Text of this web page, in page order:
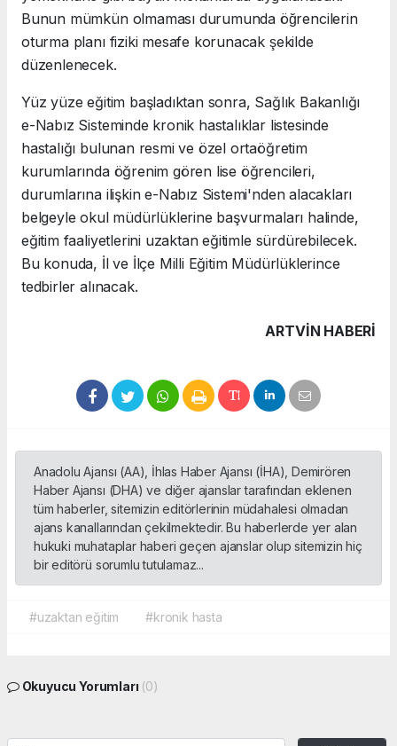
Bunun mümkün olmaması durumunda öğrencilerin
oturma planı fiziki mesafe korunacak şekilde
düzenlenecek.
Yüz yüze eğitim başladıktan sonra, Sağlık Bakanlığı
e-Nabız Sisteminde kronik hastalıklar listesinde
hastalığı bulunan resmi ve özel ortaöğretim
kurumlarında öğrenim gören lise öğrencileri,
durumlarına ilişkin e-Nabız Sistemi'nden alacakları
belgeyle okul müdürlüklerine başvurmaları halinde,
eğitim faaliyetlerini uzaktan eğitimle sürdürebilecek.
Bu konuda, İl ve İlçe Milli Eğitim Müdürlüklerince
tedbirler alınacak.
ARTVIN HABERİ
Anadolu Ajansı (AA), İhlas Haber Ajansı (İHA), Demirören
Haber Ajansı (DHA) ve diğer ajanslar tarafından eklenen
tüm haberler, sitemizin editörlerinin müdahalesi olmadan
ajans kanallarından çekilmektedir. Bu haberlerde yer alan
hukuki muhataplar haberi geçen ajanslar olup sitemizin hiç
bir editörü sorumlu tutulamaz...
#uzaktan eğitim #kronik hasta
Okuyucu Yorumları (0)